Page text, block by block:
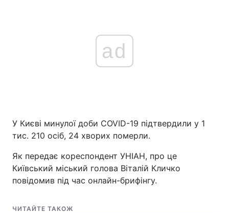
ad
У Києві минулої доби COVID-19 підтвердили у 1
тис. 210 осіб, 24 хворих померли.
Як передає кореспондент УНІАН, про це
Київський міський голова Віталій Кличко
повідомив під час онлайн-брифінгу.
ЧИТАЙТЕ ТАКОЖ